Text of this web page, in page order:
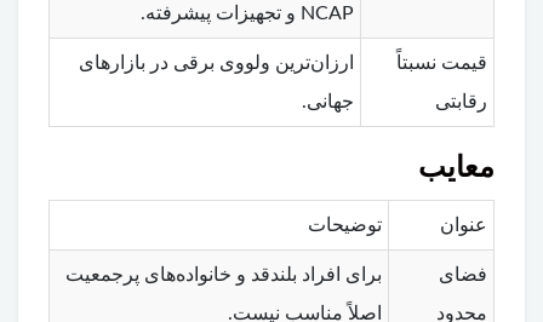
NCAP و تجهیزات پیشرفته.
قیمت نسبتاً
رقابتی
ارزان‌ترین ولووی برقی در بازارهای
جهانی.
معایب
عنوان توضیحات
فضای
محدود
برای افراد بلندقد و خانواده‌های پرجمعیت
اصلاً مناسب نیست.